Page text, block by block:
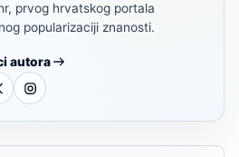
prvog hrvatskog portala
popularizaciji znanosti.
autora